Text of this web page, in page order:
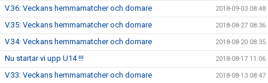
V.36: Veckans hemmamatcher och domare 2018-09-03 08:48
V.35: Veckans hemmamatcher och domare 2018-08-27 08:36
V.34: Veckans hemmamatcher och domare 2018-08-20 08:35
Nu startar vi upp U14 !!! 2018-08-17 11:06
V.33: Veckans hemmamatcher och domare 2018-08-13 08:47